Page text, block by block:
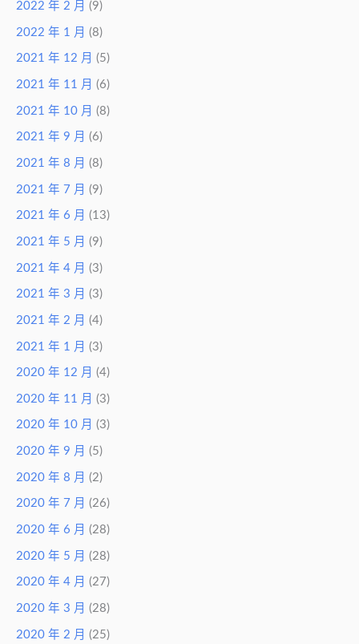
2022 年 2 月 (9)
2022 年 1 月 (8)
2021 年 12 月 (5)
2021 年 11 月 (6)
2021 年 10 月 (8)
2021 年 9 月 (6)
2021 年 8 月 (8)
2021 年 7 月 (9)
2021 年 6 月 (13)
2021 年 5 月 (9)
2021 年 4 月 (3)
2021 年 3 月 (3)
2021 年 2 月 (4)
2021 年 1 月 (3)
2020 年 12 月 (4)
2020 年 11 月 (3)
2020 年 10 月 (3)
2020 年 9 月 (5)
2020 年 8 月 (2)
2020 年 7 月 (26)
2020 年 6 月 (28)
2020 年 5 月 (28)
2020 年 4 月 (27)
2020 年 3 月 (28)
2020 年 2 月 (25)